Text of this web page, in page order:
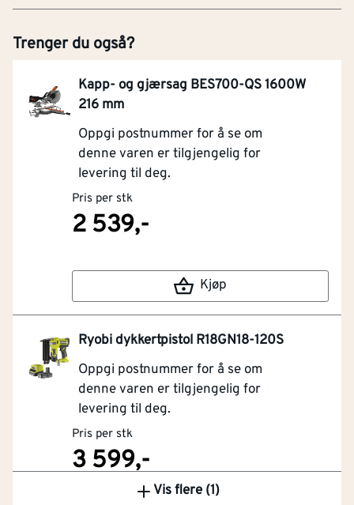
Trenger du også?
Kapp- og gjærsag BES700-QS 1600W
216 mm
Oppgi postnummer for å se om
denne varen er tilgjengelig for
levering til deg.
Pris per stk
2 539,-
Kjøp
Ryobi dykkertpistol R18GN18-120S
Oppgi postnummer for å se om
denne varen er tilgjengelig for
levering til deg.
Pris per stk
3 599,-
Vis flere (1)